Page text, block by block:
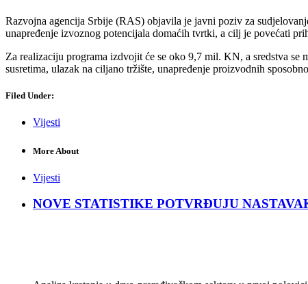
Razvojna agencija Srbije (RAS) objavila je javni poziv za
unapređenje izvoznog potencijala domaćih tvrtki, a cilj je povećati
Za realizaciju programa izdvojit će se oko 9,7 mil. KN, a sredstva
susretima, ulazak na ciljano tržište, unapređenje proizvodnih
Filed Under:
Vijesti
More About
Vijesti
NOVE STATISTIKE POTVRĐUJU